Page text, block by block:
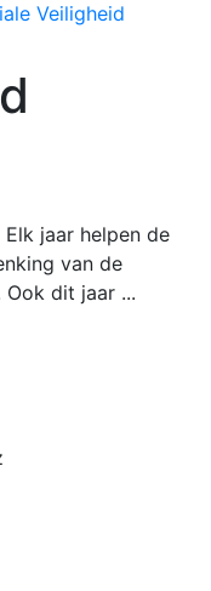
Veiligheid
jaar helpen de
van de
Ook dit jaar ...